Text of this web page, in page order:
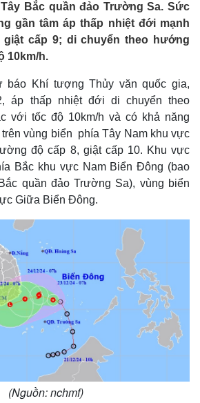
Bắc quần đảo Trường Sa. Sức
gần tâm áp thấp nhiệt đới mạnh
giật cấp 9; di chuyển theo hướng
10km/h.
báo Khí tượng Thủy văn quốc gia,
áp thấp nhiệt đới di chuyển theo
với tốc độ 10km/h và có khả năng
vùng biển phía Tây Nam khu vực
độ cấp 8, giật cấp 10. Khu vực
Bắc khu vực Nam Biển Đông (bao
quần đảo Trường Sa), vùng biển
Giữa Biển Đông.
(Nguồn: nchmf)